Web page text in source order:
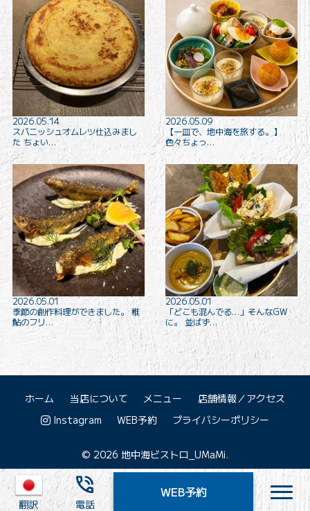
翻訳
phone_in_talk
電話
WEB予約
2026.05.14
スパニッシュオムレツ仕込みまし
た ちょい…
2026.05.09
【一皿で、地中海を旅する。】
色々ちょっ…
2026.05.01
季節の創作料理ができました。 稚
鮎のフリ…
2026.05.01
「どこも混んでる…」そんなGW
に。 並ばず…
ホーム 当店について メニュー
店舗情報／アクセス
Instagram
WEB予約 プライバシーポリシー
© 2026 地中海ビストロ_UMaMi.